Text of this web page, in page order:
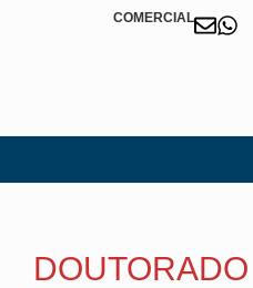
COMERCIAL
DOUTORADO